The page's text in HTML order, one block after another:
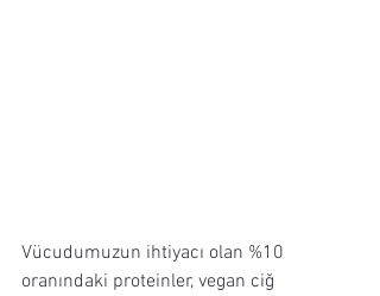
Vücudumuzun ihtiyacı olan %10
oranındaki proteinler, vegan ciğ